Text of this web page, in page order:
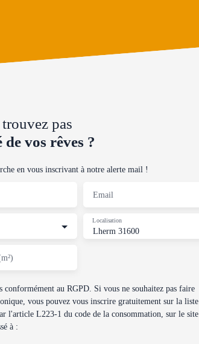
pas
vos rêves ?
en vous inscrivant à notre alerte mail !
Email
Lherm 31600
Localisation
conformément au RGPD. Si vous ne souhaitez pas faire
vous pouvez vous inscrire gratuitement sur la liste
l'article L223-1 du code de la consommation, sur le site
à :